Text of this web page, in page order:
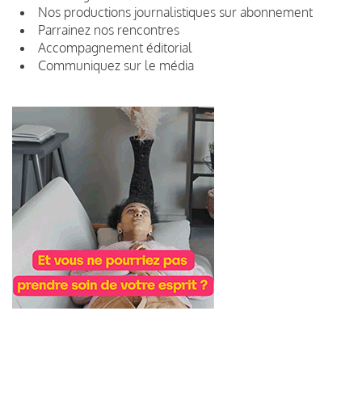
Nos productions journalistiques sur abonnement
Parrainez nos rencontres
Accompagnement éditorial
Communiquez sur le média